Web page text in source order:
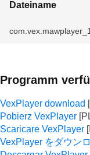
Dateiname
Programm
VexPlayer download
Pobierz VexPlayer
Scaricare VexPlayer
VexPlayer をダウン